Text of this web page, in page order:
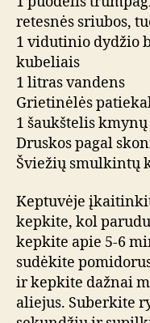
retesnės sriubos,
1 vidutinio dydžio
kubeliais
1 litras vandens
Grietinėlės
1 šaukštelis
Druskos pagal
Šviežių smulkintų
Keptuvėje
kepkite, kol
kepkite apie 5-6
sudėkite
ir kepkite dažnai
aliejus. Suberkite